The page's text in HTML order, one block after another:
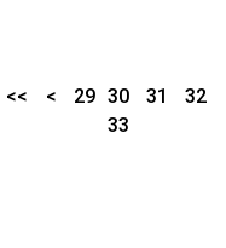
<< < 29 30 31
32
33